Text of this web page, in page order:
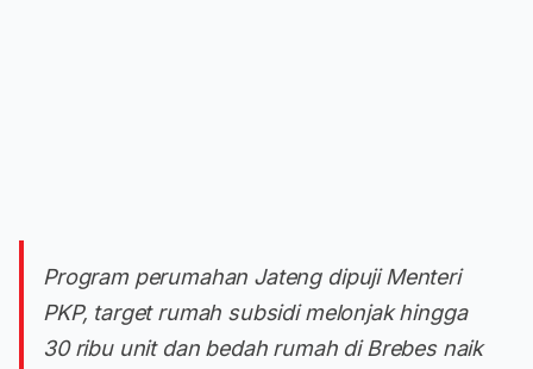
Program perumahan Jateng dipuji Menteri
PKP, target rumah subsidi melonjak hingga
30 ribu unit dan bedah rumah di Brebes naik